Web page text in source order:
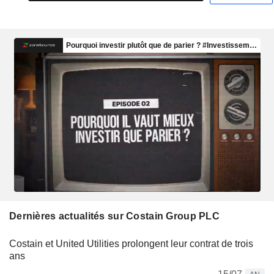
Dernières actualités sur Costain Group PLC
Costain et United Utilities prolongent leur contrat de trois
ans